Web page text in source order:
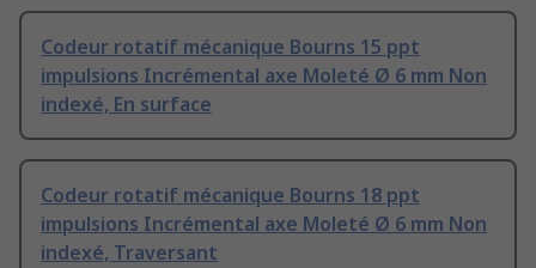
Codeur rotatif mécanique Bourns 15 ppt
impulsions Incrémental axe Moleté Ø 6 mm Non
indexé, En surface
Codeur rotatif mécanique Bourns 18 ppt
impulsions Incrémental axe Moleté Ø 6 mm Non
indexé, Traversant